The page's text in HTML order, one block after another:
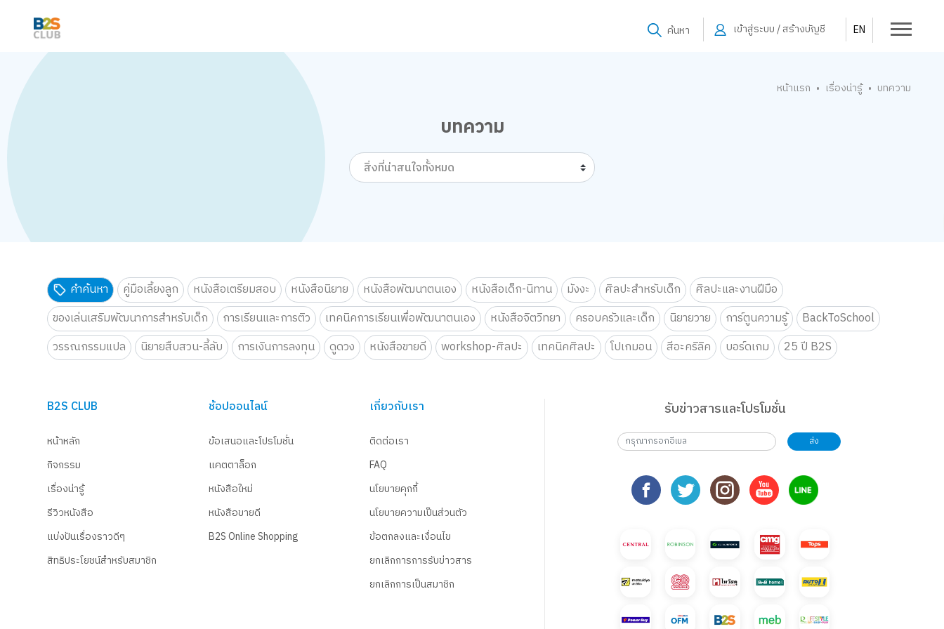
ค้นหา เข้าสู่ระบบ / สร้างบัญชี EN
หน้าแรก • เรื่องน่ารู้ • บทความ
บทความ
สิ่งที่น่าสนใจทั้งหมด
คำค้นหา คู่มือเลี้ยงลูก หนังสือเตรียมสอบ หนังสือนิยาย หนังสือพัฒนาตนเอง หนังสือเด็ก-นิทาน มังงะ ศิลปะสำหรับเด็ก
ศิลปะและงานฝีมือ
ของเล่นเสริมพัฒนาการสำหรับเด็ก
การเรียนและการติว เทคนิคการเรียนเพื่อพัฒนาตนเอง หนังสือจิตวิทยา ครอบครัวและเด็ก นิยายวาย การ์ตูนความรู้
BackToSchool
วรรณกรรมแปล
นิยายสืบสวน-ลี้ลับ การเงินการลงทุน ดูดวง หนังสือขายดี workshop-ศิลปะ เทคนิคศิลปะ โปเกมอน สีอะคริลิค บอร์ดเกม 25 ปี B2S
B2S CLUB
หน้าหลัก
กิจกรรม
เรื่องน่ารู้
รีวิวหนังสือ
แบ่งปันเรื่องราวดีๆ
สิทธิประโยชน์สำหรับสมาชิก
ช้อปออนไลน์
ข้อเสนอและโปรโมชั่น
แคตตาล็อก
หนังสือใหม่
หนังสือขายดี
B2S Online Shopping
เกี่ยวกับเรา
ติดต่อเรา
FAQ
นโยบายคุกกี้
นโยบายความเป็นส่วนตัว
ข้อตกลงและเงื่อนไข
ยกเลิกการการรับข่าวสาร
ยกเลิกการเป็นสมาชิก
รับข่าวสารและโปรโมชั่น
ส่ง